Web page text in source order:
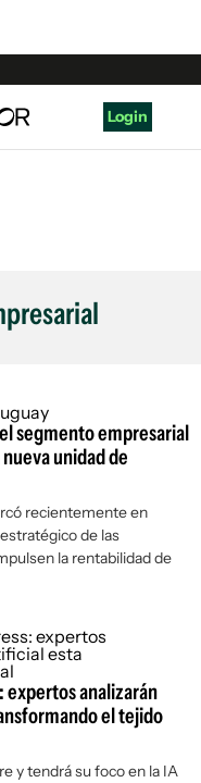
Login
segmento empresarial
unidad de
recientemente en
de las
la rentabilidad de
expertos analizarán
el tejido
y tendrá su foco en la IA